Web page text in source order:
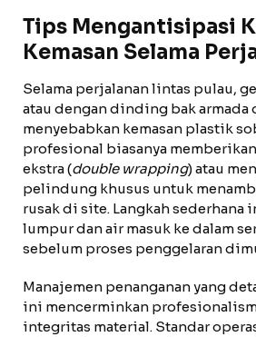
Tips Mengantisipasi
Kemasan Selama
Selama perjalanan lintas pulau,
atau dengan dinding bak armada
menyebabkan kemasan plastik
profesional biasanya
ekstra (double wrapping) atau
pelindung khusus untuk
rusak di site. Langkah sederhana
lumpur dan air masuk ke dalam
sebelum proses penggelaran
Manajemen penanganan yang
ini mencerminkan
integritas material. Standar